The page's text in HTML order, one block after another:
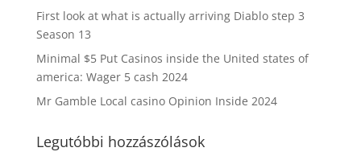
First look at what is actually arriving Diablo step 3
Season 13
Minimal $5 Put Casinos inside the United states of
america: Wager 5 cash 2024
Mr Gamble Local casino Opinion Inside 2024
Legutóbbi hozzászólások